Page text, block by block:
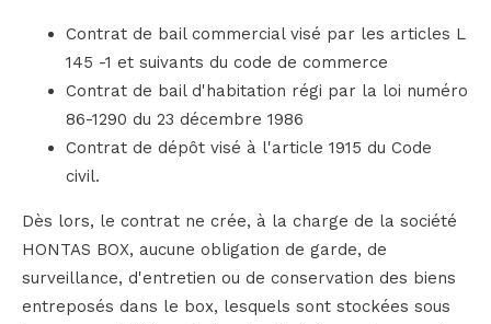
Contrat de bail commercial visé par les articles L
145 -1 et suivants du code de commerce
Contrat de bail d'habitation régi par la loi numéro
86-1290 du 23 décembre 1986
Contrat de dépôt visé à l'article 1915 du Code
civil.
Dès lors, le contrat ne crée, à la charge de la société
HONTAS BOX, aucune obligation de garde, de
surveillance, d'entretien ou de conservation des biens
entreposés dans le box, lesquels sont stockées sous